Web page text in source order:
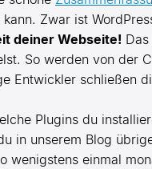
Zwar ist
deiner Webseite!
So werden von der
Entwickler schließen
Plugins du
in unserem Blog
wenigstens einmal